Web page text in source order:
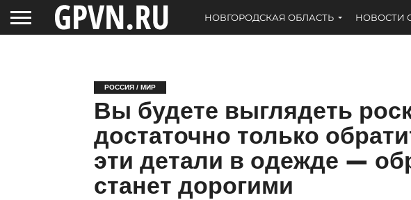
НОВГОРОДСКАЯ ОБЛАСТЬ НОВОСТИ
РОССИЯ / МИР
Вы будете выглядеть
достаточно только
эти детали в одежде —
станет дорогими